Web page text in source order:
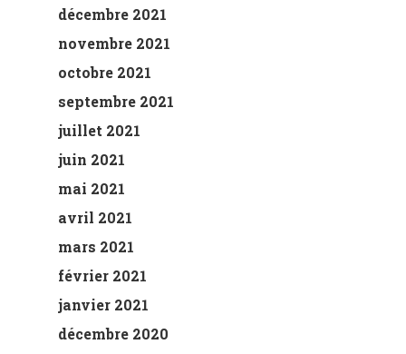
décembre 2021
novembre 2021
octobre 2021
septembre 2021
juillet 2021
juin 2021
mai 2021
avril 2021
mars 2021
février 2021
janvier 2021
décembre 2020